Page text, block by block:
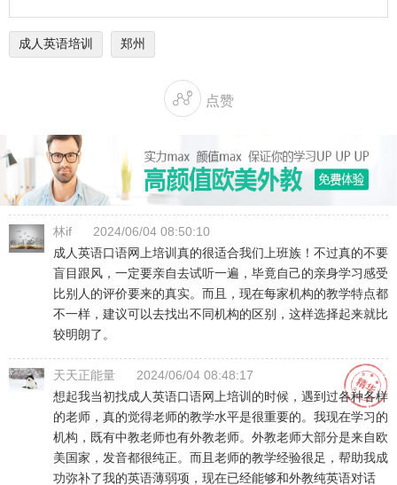
成人英语培训 郑州
 点赞
林if
2024/06/04 08:50:10
成人英语口语网上培训真的很适合我们上班族！不过真的不要
盲目跟风，一定要亲自去试听一遍，毕竟自己的亲身学习感受
比别人的评价要来的真实。而且，现在每家机构的教学特点都
不一样，建议可以去找出不同机构的区别，这样选择起来就比
较明朗了。
天天正能量
2024/06/04 08:48:17
想起我当初找成人英语口语网上培训的时候，遇到过各种各样
的老师，真的觉得老师的教学水平是很重要的。我现在学习的
机构，既有中教老师也有外教老师。外教老师大部分是来自欧
美国家，发音都很纯正。而且老师的教学经验很足，帮助我成
功弥补了我的英语薄弱项，现在已经能够和外教纯英语对话